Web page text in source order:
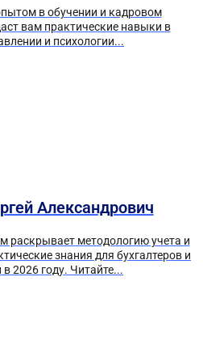
в обучении и кадровом
вам практические навыки в
и психологии...
Александрович
раскрывает методологию учета и
знания для бухгалтеров и
в 2026 году. Читайте...